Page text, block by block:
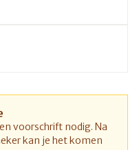
voorschrift nodig. Na
kan je het komen